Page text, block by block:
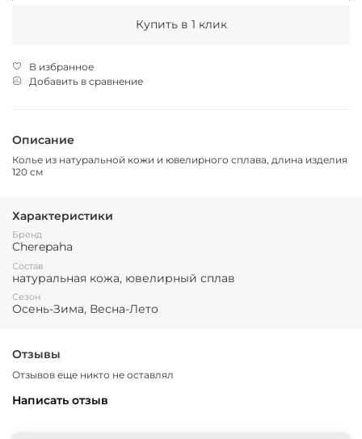
Купить в 1 клик
В избранное
Добавить в сравнение
Описание
Колье из натуральной кожи и ювелирного сплава, длина изделия
120 см
Характеристики
Бренд
Cherepaha
Состав
натуральная кожа, ювелирный сплав
Сезон
Осень-Зима, Весна-Лето
Отзывы
Отзывов еще никто не оставлял
Написать отзыв